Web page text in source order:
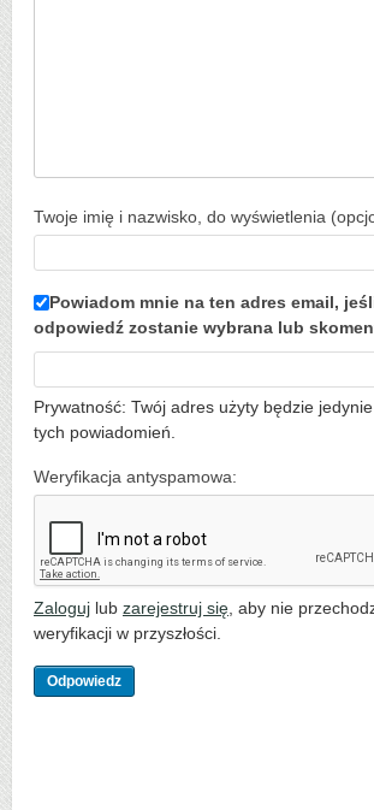
Twoje imię i nazwisko, do wyświetlenia
Powiadom mnie na ten adres email,
odpowiedź zostanie wybrana lub
Prywatność: Twój adres użyty będzie jedynie
tych powiadomień.
Weryfikacja antyspamowa:
Zaloguj lub zarejestruj się , aby nie
weryfikacji w przyszłości.